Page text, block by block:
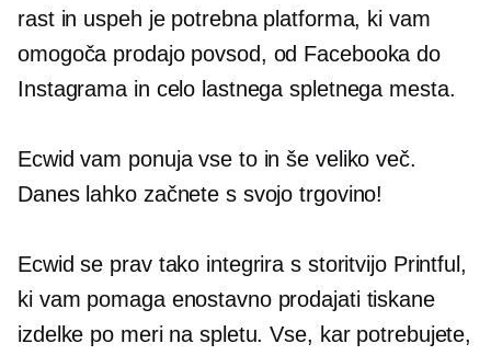
rast in uspeh je potrebna platforma, ki vam
omogoča prodajo povsod, od Facebooka do
Instagrama in celo lastnega spletnega mesta.
Ecwid vam ponuja vse to in še veliko več.
Danes lahko začnete s svojo trgovino!
Ecwid se prav tako integrira s storitvijo Printful,
ki vam pomaga enostavno prodajati tiskane
izdelke po meri na spletu. Vse, kar potrebujete,